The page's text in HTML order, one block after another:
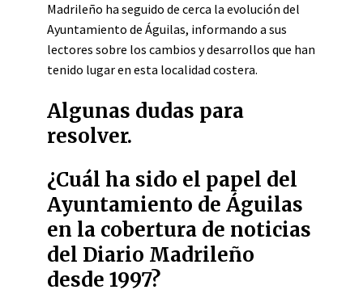
Madrileño ha seguido de cerca la evolución del
Ayuntamiento de Águilas, informando a sus
lectores sobre los cambios y desarrollos que han
tenido lugar en esta localidad costera.
Algunas dudas para
resolver.
¿Cuál ha sido el papel del
Ayuntamiento de Águilas
en la cobertura de noticias
del Diario Madrileño
desde 1997?